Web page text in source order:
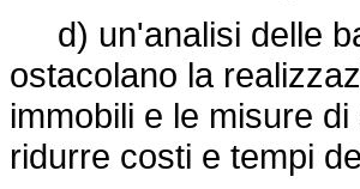
d) un'analisi delle
ostacolano la
immobili e le misure
ridurre costi e tempi